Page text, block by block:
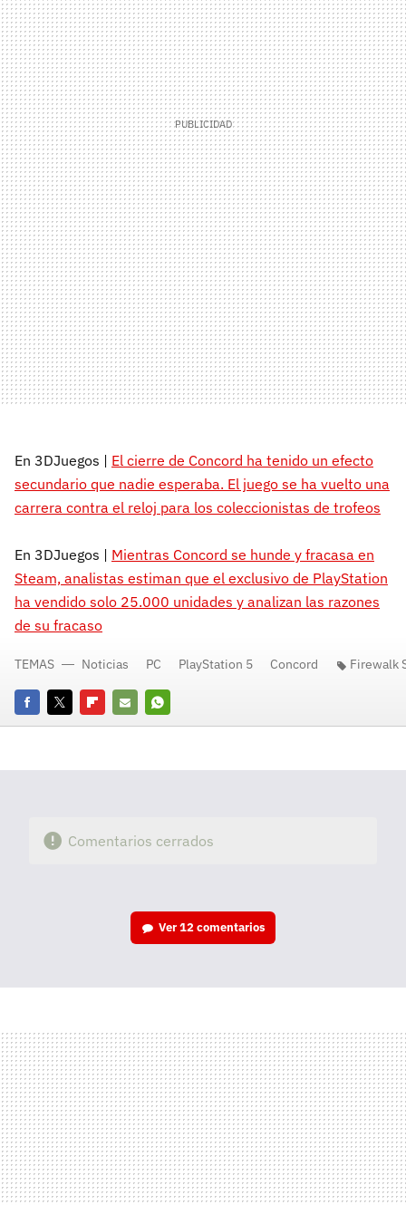
En 3DJuegos | El cierre de Concord ha tenido un efecto
secundario que nadie esperaba. El juego se ha vuelto una
carrera contra el reloj para los coleccionistas de trofeos
En 3DJuegos | Mientras Concord se hunde y fracasa en
Steam, analistas estiman que el exclusivo de PlayStation
ha vendido solo 25.000 unidades y analizan las razones
de su fracaso
FacebookTwitterFlipboard
E-
Whatsapp
TEMAS Noticias PC PlayStation 5 Concord Firewalk
Comentarios cerrados
Ver12 comentarios